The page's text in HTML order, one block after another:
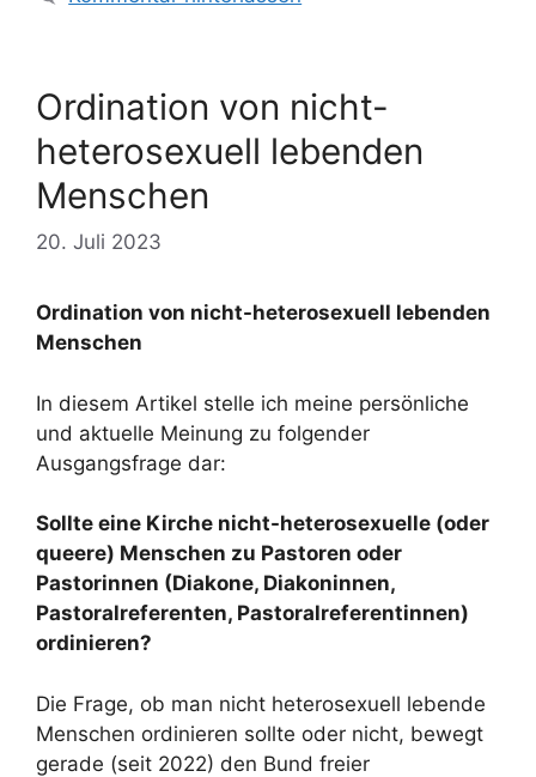
Ordination von nicht-
heterosexuell lebenden
Menschen
20. Juli 2023
Ordination von nicht-heterosexuell lebenden
Menschen
In diesem Artikel stelle ich meine persönliche
und aktuelle Meinung zu folgender
Ausgangsfrage dar:
Sollte eine Kirche nicht-heterosexuelle (oder
queere) Menschen zu Pastoren oder
Pastorinnen (Diakone, Diakoninnen,
Pastoralreferenten, Pastoralreferentinnen)
ordinieren?
Die Frage, ob man nicht heterosexuell lebende
Menschen ordinieren sollte oder nicht, bewegt
gerade (seit 2022) den Bund freier